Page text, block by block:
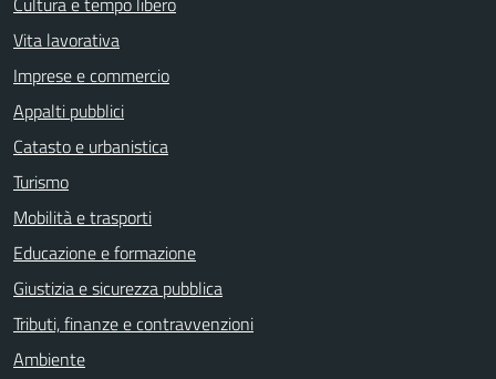
Vita lavorativa
Imprese e commercio
Appalti pubblici
Catasto e urbanistica
Turismo
Mobilità e trasporti
Educazione e formazione
Giustizia e sicurezza pubblica
Tributi, finanze e contravvenzioni
Ambiente